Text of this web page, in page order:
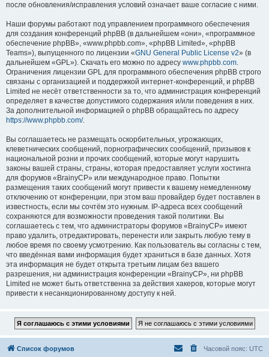
после обновления/исправления условий означает ваше согласие с ними.
Наши форумы работают под управлением программного обеспечения
для создания конференций phpBB (в дальнейшем «они», «программное
обеспечение phpBB», «www.phpbb.com», «phpBB Limited», «phpBB
Teams»), выпущенного по лицензии «GNU General Public License v2» (в
дальнейшем «GPL»). Скачать его можно по адресу www.phpbb.com.
Ограничения лицензии GPL для программного обеспечения phpBB строго
связаны с организацией и поддержкой интернет-конференций, и phpBB
Limited не несёт ответственности за то, что администрация конференций
определяет в качестве допустимого содержания и/или поведения в них.
За дополнительной информацией о phpBB обращайтесь по адресу
https://www.phpbb.com/.
Вы соглашаетесь не размещать оскорбительных, угрожающих,
клеветнических сообщений, порнографических сообщений, призывов к
национальной розни и прочих сообщений, которые могут нарушить
законы вашей страны, страны, которая предоставляет услуги хостинга
для форумов «BrainyCP» или международное право. Попытки
размещения таких сообщений могут привести к вашему немедленному
отключению от конференции, при этом ваш провайдер будет поставлен в
известность, если мы сочтём это нужным. IP-адреса всех сообщений
сохраняются для возможности проведения такой политики. Вы
соглашаетесь с тем, что администраторы форумов «BrainyCP» имеют
право удалить, отредактировать, перенести или закрыть любую тему в
любое время по своему усмотрению. Как пользователь вы согласны с тем,
что введённая вами информация будет храниться в базе данных. Хотя
эта информация не будет открыта третьим лицам без вашего
разрешения, ни администрация конференции «BrainyCP», ни phpBB
Limited не может быть ответственна за действия хакеров, которые могут
привести к несанкционированному доступу к ней.
Список форумов Часовой пояс: UTC